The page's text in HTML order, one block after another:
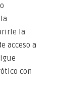
la
acceso a
con